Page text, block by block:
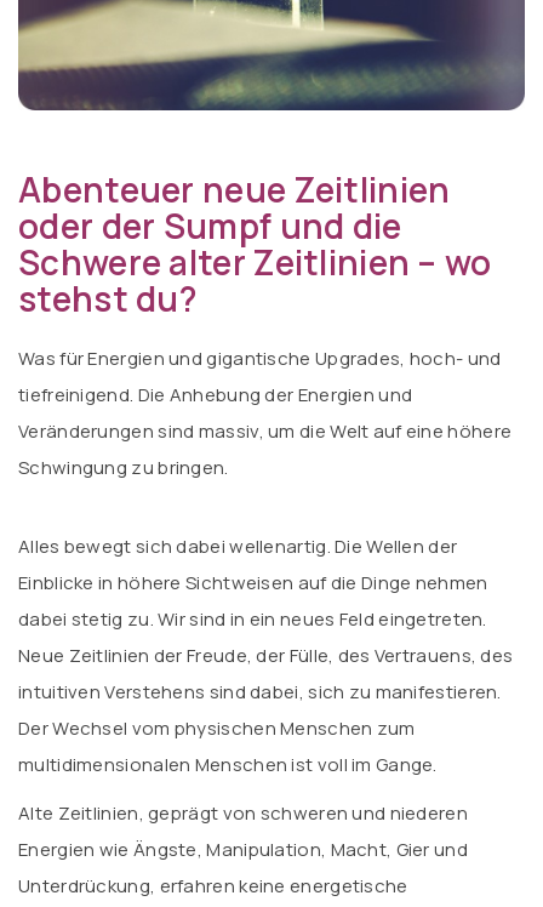
Abenteuer neue Zeitlinien
oder der Sumpf und die
Schwere alter Zeitlinien – wo
stehst du?
Was für Energien und gigantische Upgrades, hoch- und
tiefreinigend. Die Anhebung der Energien und
Veränderungen sind massiv, um die Welt auf eine höhere
Schwingung zu bringen.
Alles bewegt sich dabei wellenartig. Die Wellen der
Einblicke in höhere Sichtweisen auf die Dinge nehmen
dabei stetig zu. Wir sind in ein neues Feld eingetreten.
Neue Zeitlinien der Freude, der Fülle, des Vertrauens, des
intuitiven Verstehens sind dabei, sich zu manifestieren.
Der Wechsel vom physischen Menschen zum
multidimensionalen Menschen ist voll im Gange.
Alte Zeitlinien, geprägt von schweren und niederen
Energien wie Ängste, Manipulation, Macht, Gier und
Unterdrückung, erfahren keine energetische